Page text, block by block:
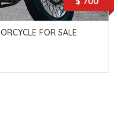
FOR SALE